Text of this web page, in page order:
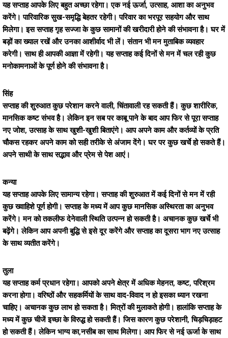
यह सप्ताह आपके लिए बहुत अच्छा रहेगा। एक नई ऊर्जा, उत्साह, आशा का अनुभव
करेंगे। पारिवारिक सुख-समृद्धि बेहतर रहेगी। परिवार का भरपूर सहयोग और साथ
मिलेगा। इस सप्ताह गृह सज्जा के कुछ सामानों की खरीदारी होने की संभावना है। घर में
बड़ों का ख्याल रखें और उनका आशीर्वाद भी लें। संतान भी मन मुताबिक व्यवहार
करेगी। साथ ही आपकी आज्ञा में रहेगी। यह सप्ताह कई दिनों से मन में चल रही कुछ
मनोकामनाओं के पूर्ण होने की संभावना है।
सिंह
सप्ताह की शुरुआत कुछ परेशान करने वाली, चिंतावाली रह सकती हैं। कुछ शारीरिक,
मानसिक कष्ट संभव है। लेकिन इन सब पर काबू पाने के बाद आप फिर से पूरा सप्ताह
नए जोश, उत्साह के साथ खुशी-खुशी बिताएंगे। आप अपने काम और कर्तव्यों के प्रति
चौकस रहकर अपने काम को सही तरीके से अंजाम देंगे। घर पर कुछ खर्चे हो सकते हैं।
अपने साथी के साथ सद्भाव और प्रेम से पेश आएं।
कन्या
यह सप्ताह आपके लिए सामान्य रहेगा। सप्ताह की शुरुआत में कई दिनों से मन में रही
कुछ ख्वाहिशे पूर्ण होगी। सप्ताह के मध्य में आप कुछ मानसिक अस्थिरता का अनुभव
करेंगे। मन को तकलीफ देनेवाली स्थिति उत्पन्न हो सकती है। अचानक कुछ खर्चे भी
बढ़ेंगे। लेकिन आप अपनी बुद्धि से इसे दूर करेंगे और सप्ताह का दूसरा भाग नए उत्साह
के साथ व्यतीत करेंगे।
तुला
यह सप्ताह कर्म प्रधान रहेगा। आपको अपने क्षेत्र में अधिक मेहनत, कष्ट, परिश्रम
करना होगा। वरिष्ठों और सहकर्मियों के साथ वाद-विवाद न हो इसका ध्यान रखना
चाहिए। अचानक कुछ लाभ हो सकता है। मित्रों की मुलाकते होगी। हालांकि सप्ताह के
मध्य में कुछ चीजें इच्छा के विरुद्ध हो सकती हैं। जिस कारण कुछ परेशानी, चिड़चिड़ाहट
हो सकती हैं। लेकिन भाग्य का,नसीब का साथ मिलेगा। आप फिर से नई ऊर्जा के साथ